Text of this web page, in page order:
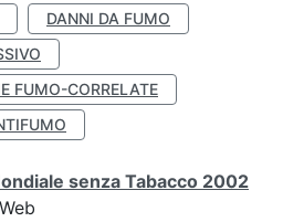
DANNI DA FUMO
FUMO-CORRELATE
senza Tabacco 2002